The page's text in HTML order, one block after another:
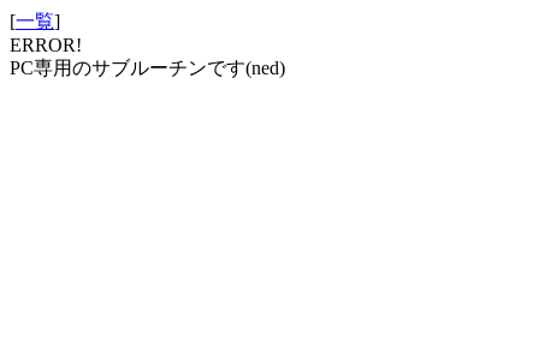
[一覧]
ERROR!
PC専用のサブルーチンです(ned)